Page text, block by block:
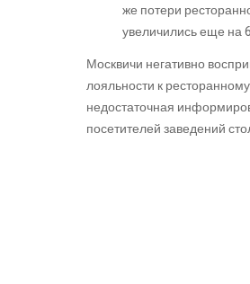
же потери
увеличились еще на
Москвичи негативно
лояльности к
недостаточная
посетителей заведений